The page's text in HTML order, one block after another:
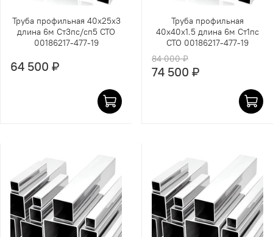
Труба профильная 40х25х3
длина 6м Ст3пс/сп5 СТО
00186217-477-19
64 500 ₽
Труба профильная
40х40х1.5 длина 6м Ст1пс
СТО 00186217-477-19
84 000 ₽
74 500 ₽